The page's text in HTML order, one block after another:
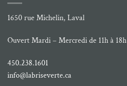
1650 rue Michelin, Laval
Ouvert Mardi – Mercredi de 11h à 18h
450.238.1601
info@labriseverte.ca